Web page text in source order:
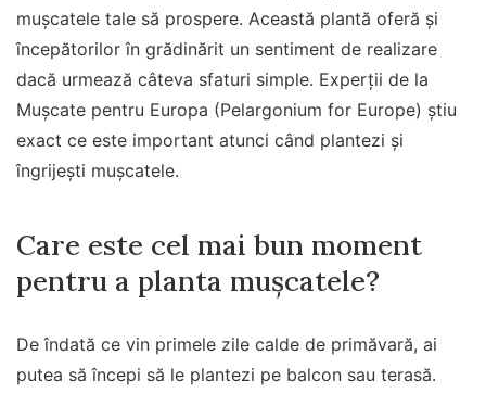
mușcatele tale să prospere. Această plantă oferă și
începătorilor în grădinărit un sentiment de realizare
dacă urmează câteva sfaturi simple. Experții de la
Mușcate pentru Europa (Pelargonium for Europe) știu
exact ce este important atunci când plantezi și
îngrijești mușcatele.
Care este cel mai bun moment
pentru a planta mușcatele?
De îndată ce vin primele zile calde de primăvară, ai
putea să începi să le plantezi pe balcon sau terasă.